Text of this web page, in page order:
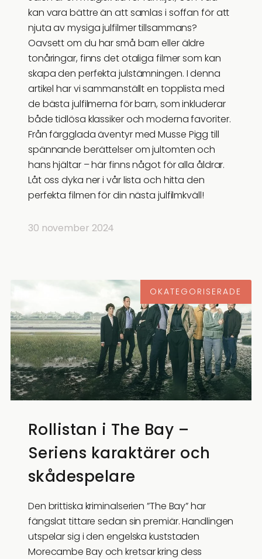
kan vara bättre än att samlas i soffan för att
njuta av mysiga julfilmer tillsammans?
Oavsett om du har små barn eller äldre
tonåringar, finns det otaliga filmer som kan
skapa den perfekta julstämningen. I denna
artikel har vi sammanställt en topplista med
de bästa julfilmerna för barn, som inkluderar
både tidlösa klassiker och moderna favoriter.
Från färgglada äventyr med Musse Pigg till
spännande berättelser om jultomten och
hans hjältar – här finns något för alla åldrar.
Låt oss dyka ner i vår lista och hitta den
perfekta filmen för din nästa julfilmkväll!
30 november 2024
OKATEGORISERADE
Rollistan i The Bay –
Seriens karaktärer och
skådespelare
Den brittiska kriminalserien ”The Bay” har
fängslat tittare sedan sin premiär. Handlingen
utspelar sig i den engelska kuststaden
Morecambe Bay och kretsar kring dess